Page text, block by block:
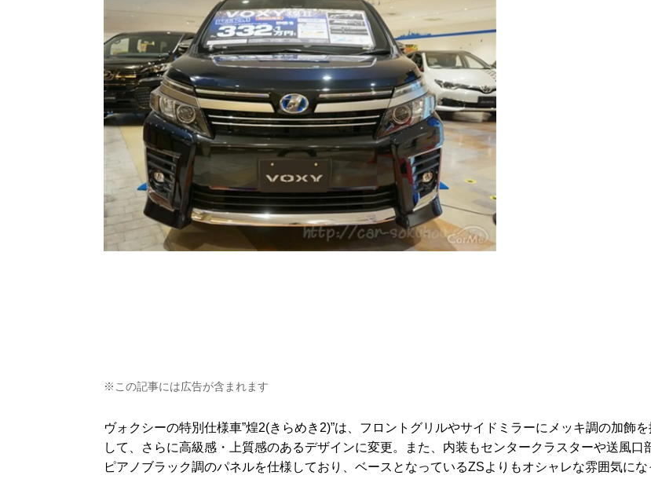
※この記事には広告が含まれます
ヴォクシーの特別仕様車”煌2(きらめき2)”は、フロントグリルやサイドミラーにメッキ調の加飾を
して、さらに高級感・上質感のあるデザインに変更。また、内装もセンタークラスターや送風口
ピアノブラック調のパネルを仕様しており、ベースとなっているZSよりもオシャレな雰囲気にな